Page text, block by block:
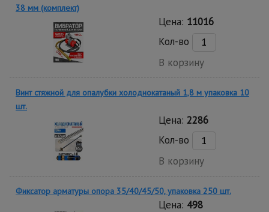
38 мм (комплект)
Цена: 11016
Кол-во
В корзину
Винт стяжной для опалубки холоднокатаный 1,8 м упаковка 10
шт.
Цена: 2286
Кол-во
В корзину
Фиксатор арматуры опора 35/40/45/50, упаковка 250 шт.
Цена: 498